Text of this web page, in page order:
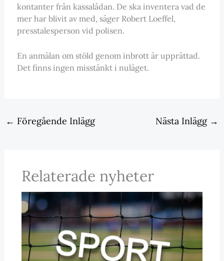
kontanter från kassalådan. De ska inventera vad de
mer har blivit av med, säger Robert Loeffel,
presstalesperson vid polisen.
En anmälan om stöld genom inbrott är upprättad.
Det finns ingen misstänkt i nuläget.
← Föregående Inlägg Nästa Inlägg →
Relaterade nyheter